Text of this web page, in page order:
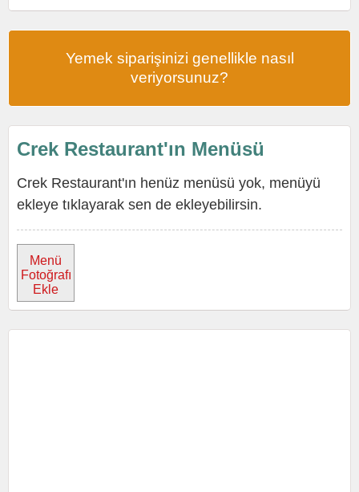
Yemek siparişinizi genellikle nasıl
veriyorsunuz?
Crek Restaurant'ın Menüsü
Crek Restaurant'ın henüz menüsü yok, menüyü
ekleye tıklayarak sen de ekleyebilirsin.
Menü
Fotoğrafı
Ekle